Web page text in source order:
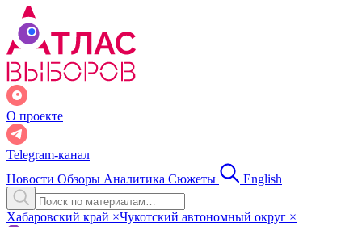
О проекте
Telegram-канал
Новости Обзоры Аналитика Сюжеты English
Хабаровский край ×Чукотский автономный округ ×